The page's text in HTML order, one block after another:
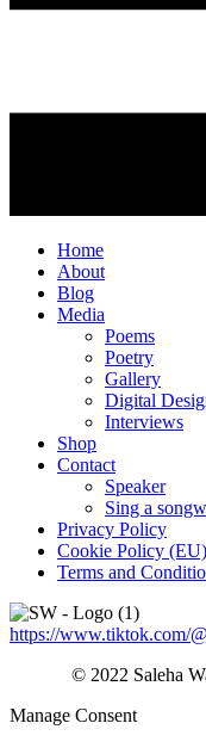
Home
About
Blog
Media
Poems
Poetry
Gallery
Digital
Interviews
Shop
Contact
Speaker
Sing a
Privacy Policy
Cookie Policy (EU)
Terms and
https://www.tiktok.com/
© 2022 Saleha
Manage Consent